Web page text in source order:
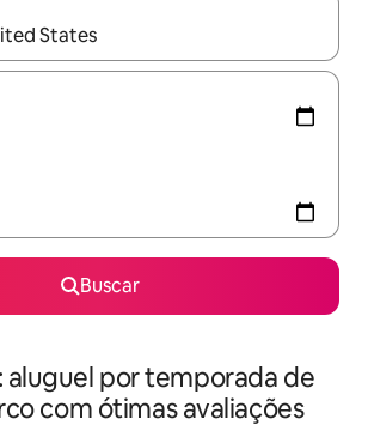
estiverem disponíveis, explore-os
Buscar
aluguel por temporada de
com ótimas avaliações